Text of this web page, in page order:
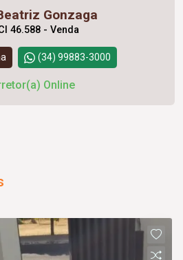
Gonzaga
46.588 - Venda
(34) 99883-3000
Online